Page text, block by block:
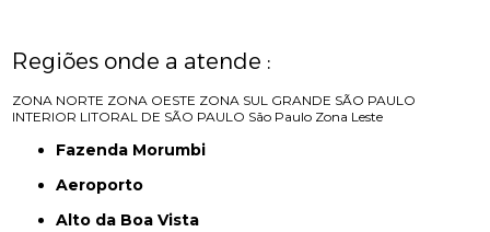
Regiões onde a atende :
ZONA NORTE ZONA OESTE ZONA SUL GRANDE SÃO PAULO
INTERIOR LITORAL DE SÃO PAULO São Paulo Zona Leste
Fazenda Morumbi
Aeroporto
Alto da Boa Vista